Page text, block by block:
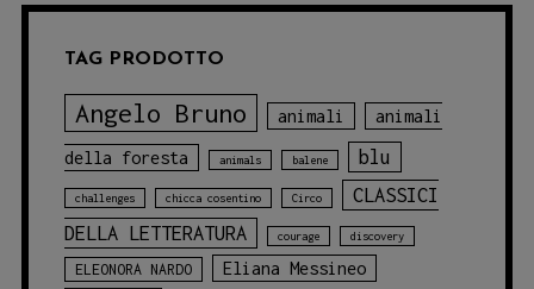
TAG PRODOTTO
Angelo Bruno animali animali
della foresta animals balene blu
challenges chicca cosentino Circo
CLASSICI
DELLA LETTERATURA
courage discovery
ELEONORA NARDO
Eliana Messineo